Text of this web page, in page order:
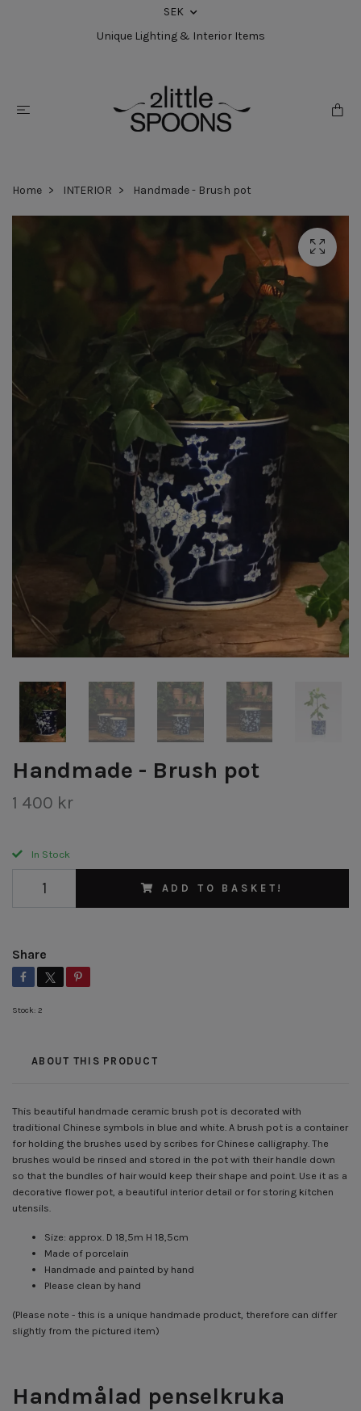
SEK
Unique Lighting & Interior Items
Home INTERIOR Handmade - Brush pot
Handmade - Brush pot
1 400 kr
In Stock
ADD TO BASKET!
Share
Stock: 2
ABOUT THIS PRODUCT
This beautiful handmade ceramic brush pot is decorated with
traditional Chinese symbols in blue and white. A brush pot is a container
for holding the brushes used by scribes for Chinese calligraphy. The
brushes would be rinsed and stored in the pot with their handle down
so that the bundles of hair would keep their shape and point. Use it as a
decorative flower pot, a beautiful interior detail or for storing kitchen
utensils.
Size: approx. D 18,5m H 18,5cm
Made of porcelain
Handmade and painted by hand
Please clean by hand
(Please note - this is a unique handmade product, therefore can differ
slightly from the pictured item)
Handmålad penselkruka